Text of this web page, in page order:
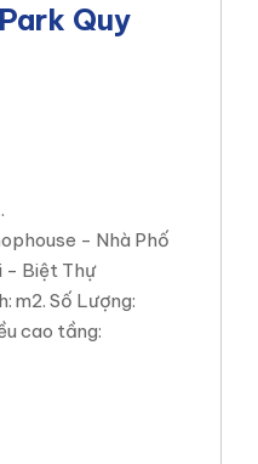
Quy
- Nhà Phố
- Biệt Thự
m2. Số Lượng:
cao tầng: